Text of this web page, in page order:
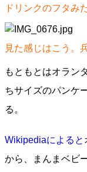
ドリンクのフタみ
見た感じはこう。
もともとはオラン
ちサイズのパンケ
る。
Wikipediaによると
から、まんまベビ